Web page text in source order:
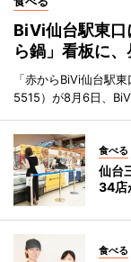
BiVi仙台駅東
ら鍋」看板に
「赤からBiVi仙台駅
5515）が8月6日、
食べる
仙台
34店
食べる